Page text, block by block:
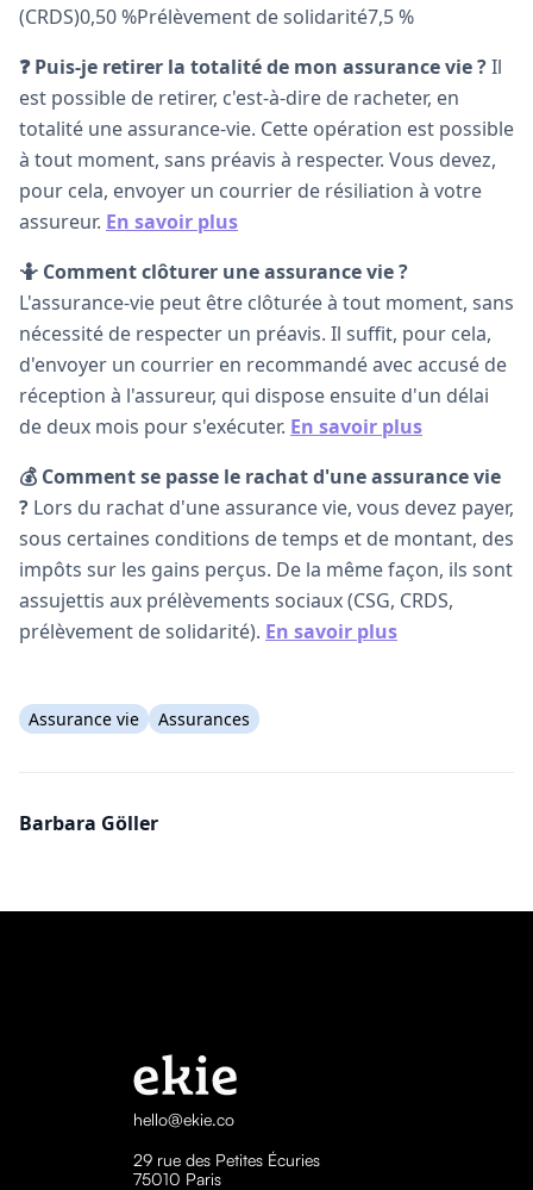
(CRDS)0,50 %Prélèvement de solidarité7,5 %
❓ Puis-je retirer la totalité de mon assurance vie ?Il
est possible de retirer, c'est-à-dire de racheter, en
totalité une assurance-vie. Cette opération est possible
à tout moment, sans préavis à respecter. Vous devez,
pour cela, envoyer un courrier de résiliation à votre
assureur. En savoir plus
🤷 Comment clôturer une assurance vie ?
L'assurance-vie peut être clôturée à tout moment, sans
nécessité de respecter un préavis. Il suffit, pour cela,
d'envoyer un courrier en recommandé avec accusé de
réception à l'assureur, qui dispose ensuite d'un délai
de deux mois pour s'exécuter. En savoir plus
💰 Comment se passe le rachat d'une assurance vie
? Lors du rachat d'une assurance vie, vous devez payer,
sous certaines conditions de temps et de montant, des
impôts sur les gains perçus. De la même façon, ils sont
assujettis aux prélèvements sociaux (CSG, CRDS,
prélèvement de solidarité). En savoir plus
Assurance vie Assurances
Barbara Göller
hello@ekie.co
29 rue des Petites Écuries
75010 Paris